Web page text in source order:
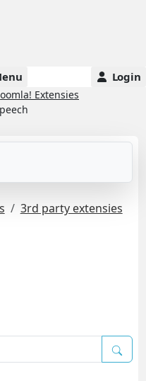
Login
Extensies
3rd party extensies